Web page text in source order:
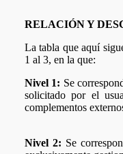
RELACIÓN Y
La tabla que aquí
1 al 3, en la que:
Nivel 1: Se
solicitado por el
complementos
Nivel 2: Se